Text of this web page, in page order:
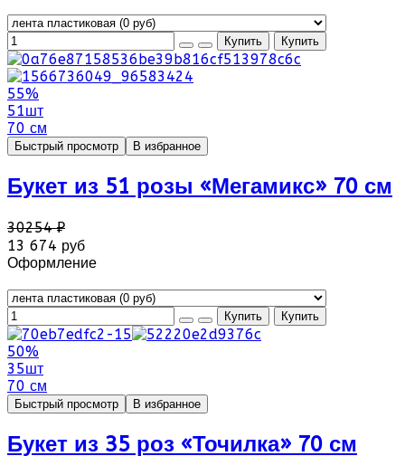
55%
51шт
70 см
Быстрый просмотр В избранное
Букет из 51 розы «Мегамикс» 70 см
30254 ₽
13 674 руб
Оформление
50%
35шт
70 см
Быстрый просмотр В избранное
Букет из 35 роз «Точилка» 70 см